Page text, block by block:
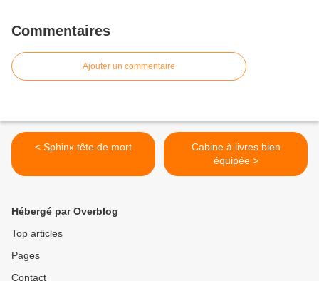
Commentaires
Ajouter un commentaire
< Sphinx tête de mort
Cabine à livres bien
équipée >
Hébergé par Overblog
Top articles
Pages
Contact